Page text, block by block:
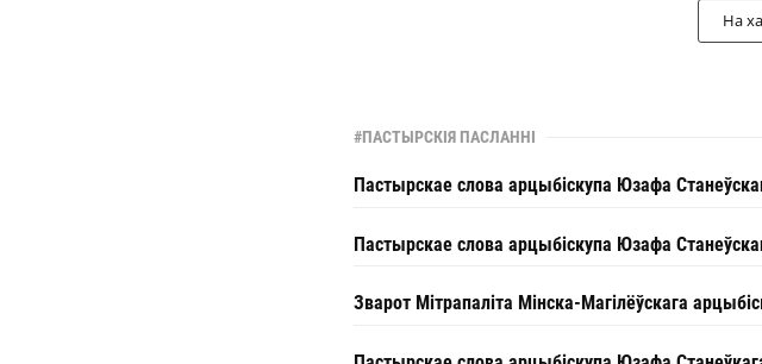
На
#ПАСТЫРСКІЯ ПАСЛАННІ
Пастырскае слова арцыбіскупа Юзафа
Пастырскае слова арцыбіскупа Юзафа
Зварот Мітрапаліта Мінска-Магілёўскага